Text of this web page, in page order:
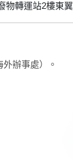
物轉運站2樓東翼
辦事處）。